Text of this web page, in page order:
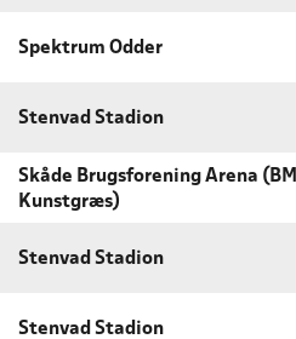
Spektrum Odder
Stenvad Stadion
Skåde Brugsforening Arena (BMI
Kunstgræs)
Stenvad Stadion
Stenvad Stadion